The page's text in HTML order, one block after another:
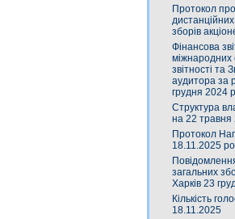
Протокол
зборів
Фінансова
міжнародних
звітності та
аудитора за
грудня 2024
Структура
на 22 травня
Протокол
18.11.2025
загальних
Харків 23
Кількість
18.11.2025